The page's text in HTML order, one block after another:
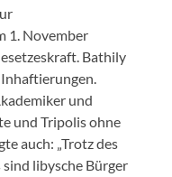
1. November
Bathily
und
und Tripolis ohne
auch: „Trotz des
libysche Bürger